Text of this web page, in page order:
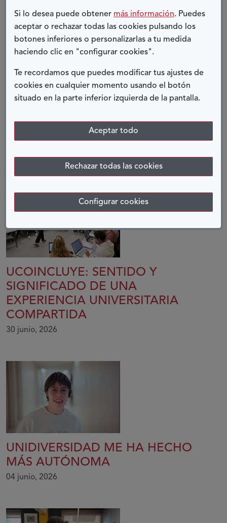
Si lo desea puede obtener más información. Puedes
aceptar o rechazar todas las cookies pulsando los
botones inferiores o personalizarlas a tu medida
haciendo clic en "configurar cookies".
Te recordamos que puedes modificar tus ajustes de
cookies en cualquier momento usando el botón
situado en la parte inferior izquierda de la pantalla.
Aceptar todo
Rechazar todas las cookies
Configurar cookies
Amalia Reina Giménez
Facebook
LinkedIn
Telegram
ENTRADAS RELACIONADAS
UCOINCLUYE: SENTIDO Y
SIGNIFICADO DE UNA
EXPERIENCIA UNIVERSITARIA
COMPARTIDA
30 junio, 2026
UNIDIVERSIDAD ME HA HECHO
MÁS AUTÓNOMA
04 junio, 2026